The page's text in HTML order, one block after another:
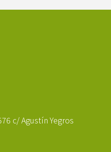
c/ Agustín Yegros